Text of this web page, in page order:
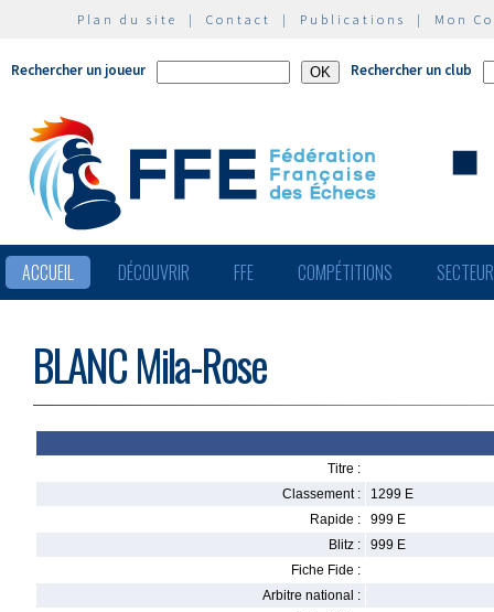
Plan du site | Contact | Publications | Mon
Rechercher un joueur Rechercher un club
ACCUEIL DÉCOUVRIR FFE COMPÉTITIONS
BLANC Mila-Rose
Titre :
Classement :
1299 E
Rapide :
999 E
Blitz :
999 E
Fiche Fide :
Arbitre national :